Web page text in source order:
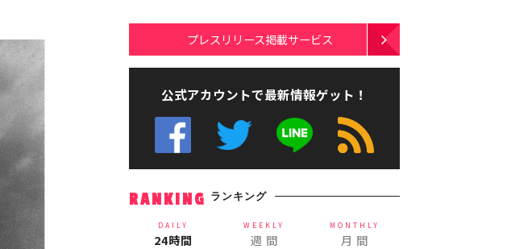
プレスリリース掲載サービス
公式アカウントで最新情報ゲット！
RANKING ランキング
DAILY
24時間
WEEKLY
週 間
MONTHLY
月 間